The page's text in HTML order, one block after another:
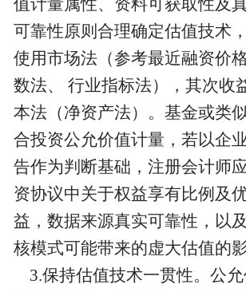
值计量属性、资料可获取性及
可靠性原则合理确定估值技术
使用市场法（参考最近融资价
数法、 行业指标法），其次收
本法（净资产法）。基金或类
合投资公允价值计量，若以企
告作为判断基础，注册会计师
资协议中关于权益享有比例及
益，数据来源真实可靠性，以
核模式可能带来的虚大估值的影
3.保持估值技术一贯性。公允